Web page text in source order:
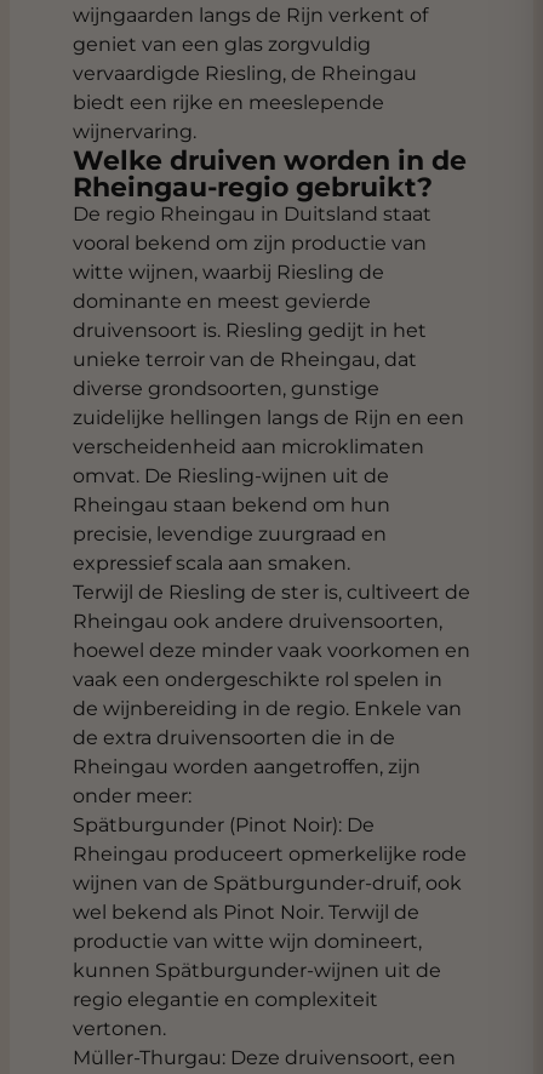
wijngaarden langs de Rijn verkent of
geniet van een glas zorgvuldig
vervaardigde Riesling, de Rheingau
biedt een rijke en meeslepende
wijnervaring.
Welke druiven worden in de
Rheingau-regio gebruikt?
De regio Rheingau in Duitsland staat
vooral bekend om zijn productie van
witte wijnen, waarbij Riesling de
dominante en meest gevierde
druivensoort is. Riesling gedijt in het
unieke terroir van de Rheingau, dat
diverse grondsoorten, gunstige
zuidelijke hellingen langs de Rijn en een
verscheidenheid aan microklimaten
omvat. De Riesling-wijnen uit de
Rheingau staan bekend om hun
precisie, levendige zuurgraad en
expressief scala aan smaken.
Terwijl de Riesling de ster is, cultiveert de
Rheingau ook andere druivensoorten,
hoewel deze minder vaak voorkomen en
vaak een ondergeschikte rol spelen in
de wijnbereiding in de regio. Enkele van
de extra druivensoorten die in de
Rheingau worden aangetroffen, zijn
onder meer:
Spätburgunder (Pinot Noir): De
Rheingau produceert opmerkelijke rode
wijnen van de Spätburgunder-druif, ook
wel bekend als Pinot Noir. Terwijl de
productie van witte wijn domineert,
kunnen Spätburgunder-wijnen uit de
regio elegantie en complexiteit
vertonen.
Müller-Thurgau: Deze druivensoort, een